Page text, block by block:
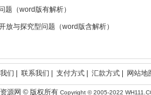
（word版有解析）
放与探究型问题（word版含解析）
们 联系我们 支付方式 汇款方式 网站地
源网 © 版权所有 Copyright © 2005-2022